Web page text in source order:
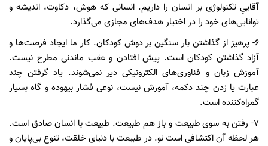
آقاییِ تکنولوژی بر انسان را داریم. انسانی که هوش، ذکاوت، اندیشه و
توانایی‌های خود را در اختیار هدف‌های مجازی می‌گذارد.
۶- پرهیز از گذاشتن بار سنگین بر دوش کودکان. کار ما ایجاد فرصت‌ها و
آزاد گذاشتن کودکان است. پیش افتادن و عقب ماندنی مطرح نیست.
آموزش زبان و فناوری‌های الکترونیکی دیر نمی‌شوند. یاد گرفتن چند
عبارت یا زدن چند دکمه، آموزش نیست، نوعی فشار بیهوده و گاه بسیار
گمراه‌کننده است.
۷- رفتن به سوی طبیعت و باز هم طبیعت. طبیعت با انسان صادق است.
هر لحظه آن اکتشافی است نو. در طبیعت با دنیای خلقت، تنوع بی‌پایان و